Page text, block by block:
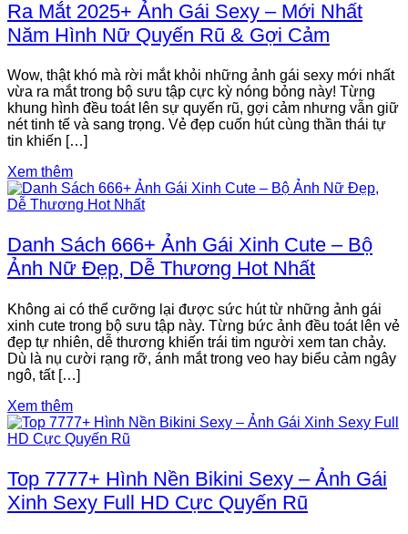
Ra Mắt 2025+ Ảnh Gái Sexy – Mới Nhất
Năm Hình Nữ Quyến Rũ & Gợi Cảm
Wow, thật khó mà rời mắt khỏi những ảnh gái sexy mới nhất
vừa ra mắt trong bộ sưu tập cực kỳ nóng bỏng này! Từng
khung hình đều toát lên sự quyến rũ, gợi cảm nhưng vẫn giữ
nét tinh tế và sang trọng. Vẻ đẹp cuốn hút cùng thần thái tự
tin khiến […]
Xem thêm
Danh Sách 666+ Ảnh Gái Xinh Cute – Bộ
Ảnh Nữ Đẹp, Dễ Thương Hot Nhất
Không ai có thể cưỡng lại được sức hút từ những ảnh gái
xinh cute trong bộ sưu tập này. Từng bức ảnh đều toát lên vẻ
đẹp tự nhiên, dễ thương khiến trái tim người xem tan chảy.
Dù là nụ cười rạng rỡ, ánh mắt trong veo hay biểu cảm ngây
ngô, tất […]
Xem thêm
Top 7777+ Hình Nền Bikini Sexy – Ảnh Gái
Xinh Sexy Full HD Cực Quyến Rũ